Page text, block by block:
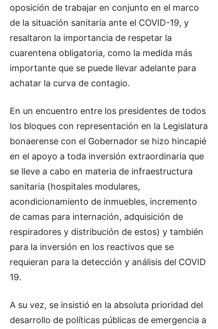
oposición de trabajar en conjunto en el marco
de la situación sanitaria ante el COVID-19, y
resaltaron la importancia de respetar la
cuarentena obligatoria, como la medida más
importante que se puede llevar adelante para
achatar la curva de contagio.
En un encuentro entre los presidentes de todos
los bloques con representación en la Legislatura
bonaerense con el Gobernador se hizo hincapié
en el apoyo a toda inversión extraordinaria que
se lleve a cabo en materia de infraestructura
sanitaria (hospitales modulares,
acondicionamiento de inmuebles, incremento
de camas para internación, adquisición de
respiradores y distribución de estos) y también
para la inversión en los reactivos que se
requieran para la detección y análisis del COVID
19.
A su vez, se insistió en la absoluta prioridad del
desarrollo de políticas públicas de emergencia a